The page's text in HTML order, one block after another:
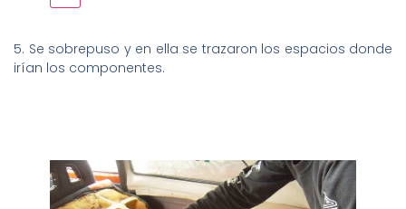
5. Se sobrepuso y en ella se trazaron los espacios donde
irían los componentes.